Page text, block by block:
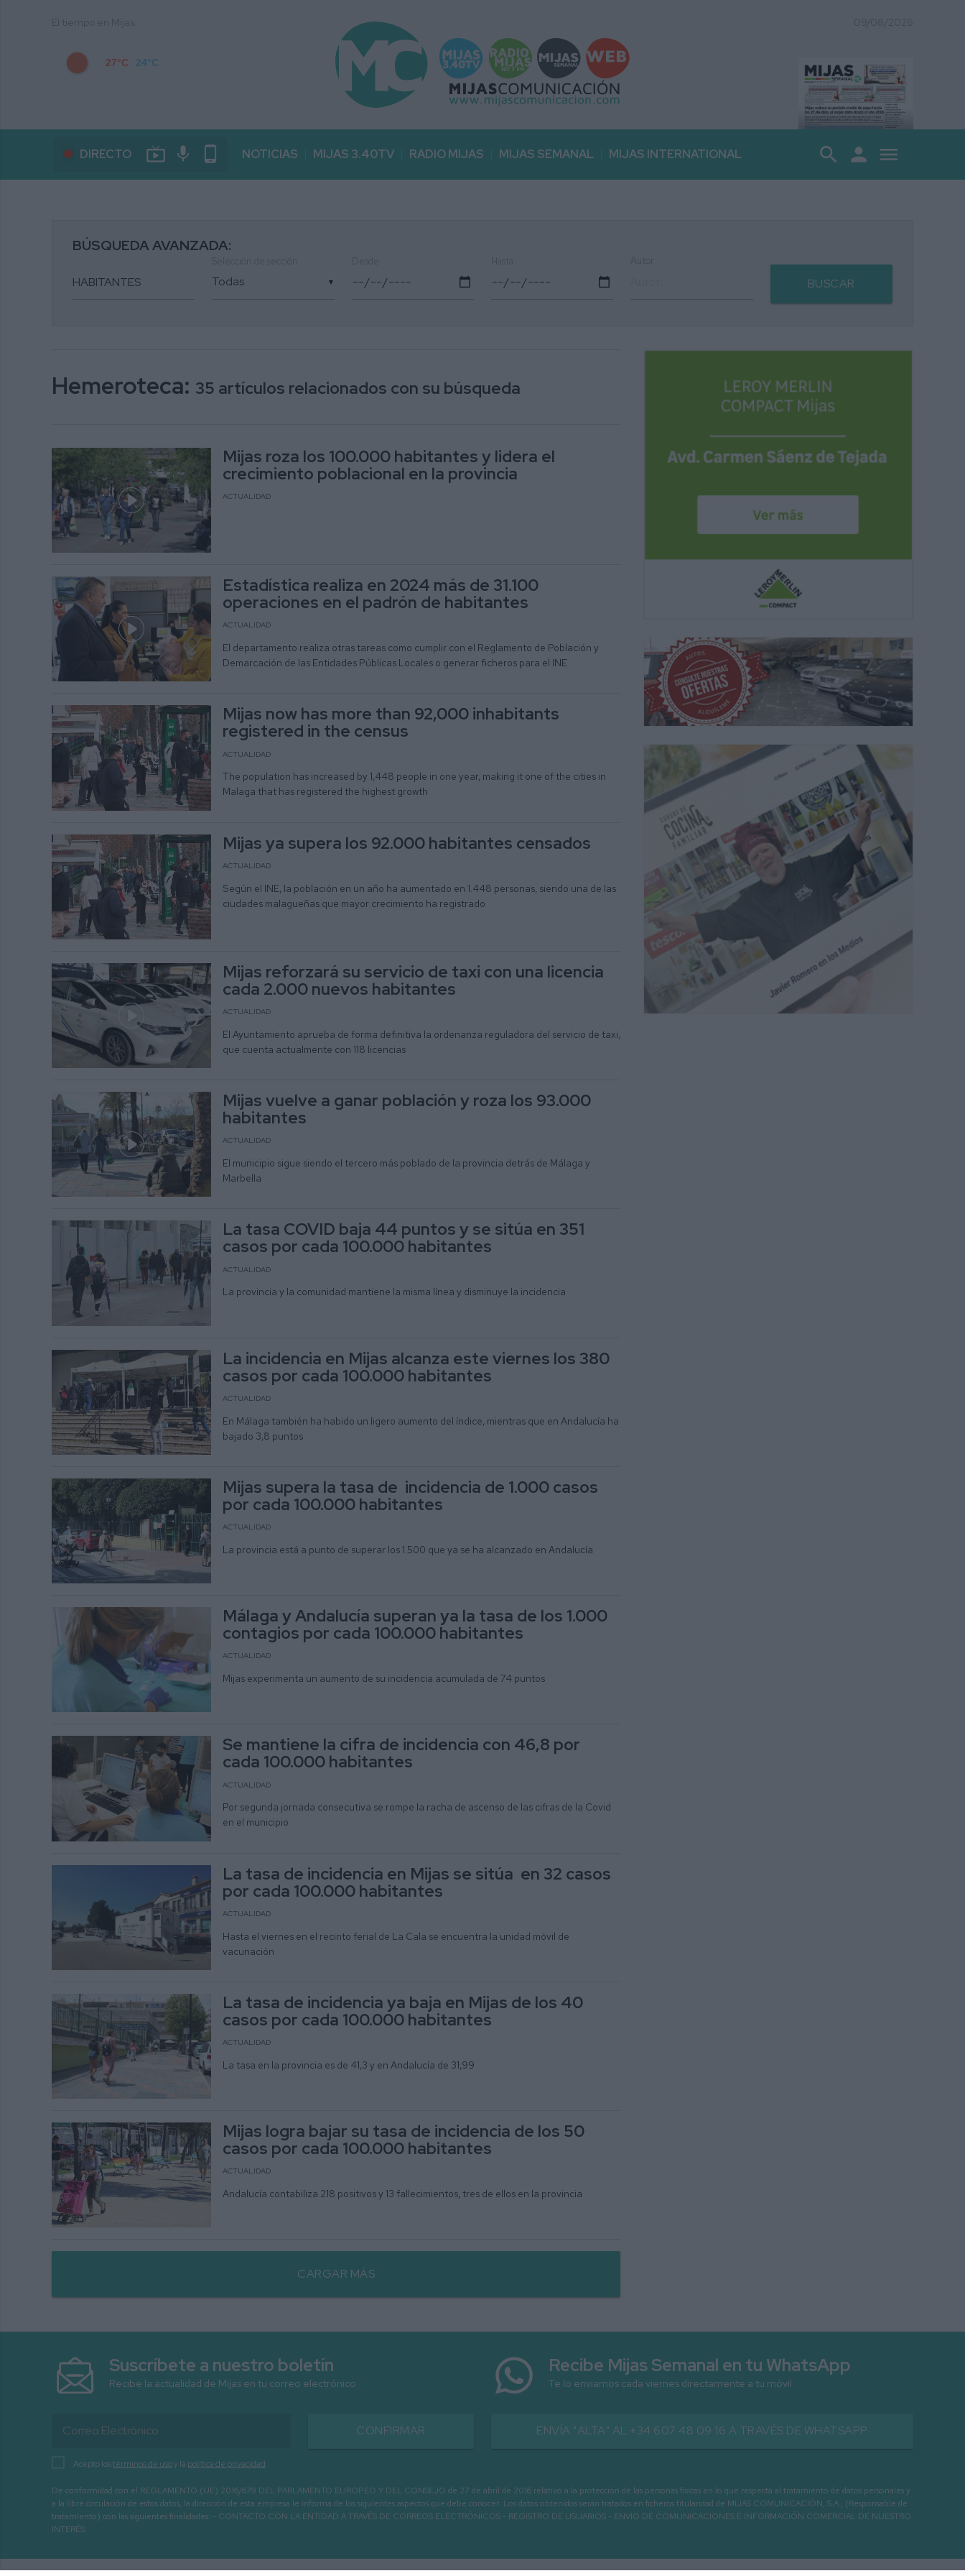
27°C 24°C
DIRECTO live_tv mic phone_android NOTICIAS MIJAS 3.40TV RADIO MIJAS MIJAS SEMANAL MIJAS INTERNATIONAL search person menu
BÚSQUEDA AVANZADA:
▼ BUSCAR
Hemeroteca: 35 artículos relacionados con su búsqueda
Mijas roza los 100.000 habitantes y lidera el
crecimiento poblacional en la provincia
ACTUALIDAD
Estadística realiza en 2024 más de 31.100
operaciones en el padrón de habitantes
ACTUALIDAD
El departamento realiza otras tareas como cumplir con el Reglamento de Población y
Demarcación de las Entidades Públicas Locales o generar ficheros para el INE
Mijas now has more than 92,000 inhabitants
registered in the census
ACTUALIDAD
The population has increased by 1,448 people in one year, making it one of the cities in
Malaga that has registered the highest growth
Mijas ya supera los 92.000 habitantes censados
ACTUALIDAD
Según el INE, la población en un año ha aumentado en 1.448 personas, siendo una de las
ciudades malagueñas que mayor crecimiento ha registrado
Mijas reforzará su servicio de taxi con una licencia
cada 2.000 nuevos habitantes
ACTUALIDAD
El Ayuntamiento aprueba de forma definitiva la ordenanza reguladora del servicio de taxi,
que cuenta actualmente con 118 licencias
Mijas vuelve a ganar población y roza los 93.000
habitantes
ACTUALIDAD
El municipio sigue siendo el tercero más poblado de la provincia detrás de Málaga y
Marbella
La tasa COVID baja 44 puntos y se sitúa en 351
casos por cada 100.000 habitantes
ACTUALIDAD
La provincia y la comunidad mantiene la misma línea y disminuye la incidencia
La incidencia en Mijas alcanza este viernes los 380
casos por cada 100.000 habitantes
ACTUALIDAD
En Málaga también ha habido un ligero aumento del índice, mientras que en Andalucía ha
bajado 3,8 puntos
Mijas supera la tasa de incidencia de 1.000 casos
por cada 100.000 habitantes
ACTUALIDAD
La provincia está a punto de superar los 1.500 que ya se ha alcanzado en Andalucía
Málaga y Andalucía superan ya la tasa de los 1.000
contagios por cada 100.000 habitantes
ACTUALIDAD
Mijas experimenta un aumento de su incidencia acumulada de 74 puntos
Se mantiene la cifra de incidencia con 46,8 por
cada 100.000 habitantes
ACTUALIDAD
Por segunda jornada consecutiva se rompe la racha de ascenso de las cifras de la Covid
en el municipio
La tasa de incidencia en Mijas se sitúa en 32 casos
por cada 100.000 habitantes
ACTUALIDAD
Hasta el viernes en el recinto ferial de La Cala se encuentra la unidad móvil de
vacunación
La tasa de incidencia ya baja en Mijas de los 40
casos por cada 100.000 habitantes
ACTUALIDAD
La tasa en la provincia es de 41,3 y en Andalucía de 31,99
Mijas logra bajar su tasa de incidencia de los 50
casos por cada 100.000 habitantes
ACTUALIDAD
Andalucía contabiliza 218 positivos y 13 fallecimientos, tres de ellos en la provincia
CARGAR MÁS
Suscríbete a nuestro boletín
Recibe la actualidad de Mijas en tu correo electrónico
CONFIRMAR
Acepto lostérminos de usoy la política de privacidad
Recibe Mijas Semanal en tu WhatsApp
Te lo enviamos cada viernes directamente a tu móvil
ENVÍA "ALTA" AL +34 607 48 09 16 A TRAVÉS DE WHATSAPP
De conformidad con el REGLAMENTO (UE) 2016/679 DEL PARLAMENTO EUROPEO Y DEL CONSEJO de 27 de abril de 2016 relativo a la protección de las personas físicas en lo que respecta al tratamiento de datos personales y
a la libre circulación de estos datos, la dirección de esta empresa le informa de los siguientes aspectos que debe conocer: Los datos obtenidos serán tratados en ficheros titularidad de MIJAS COMUNICACIÓN, S.A., (Responsable de
tratamiento) con las siguientes finalidades: - CONTACTO CON LA ENTIDAD A TRAVÉS DE CORREOS ELECTRÓNICOS - REGISTRO DE USUARIOS - ENVIO DE COMUNICACIONES E INFORMACIÓN COMERCIAL DE NUESTRO
INTERÉS.